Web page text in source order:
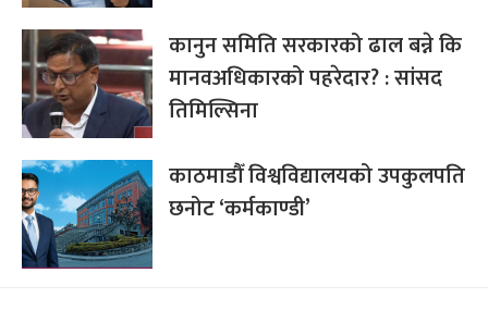
कानुन समिति सरकारको ढाल बन्ने कि
मानवअधिकारको पहरेदार? : सांसद
तिमिल्सिना
काठमाडौँ विश्वविद्यालयको उपकुलपति
छनोट ‘कर्मकाण्डी’